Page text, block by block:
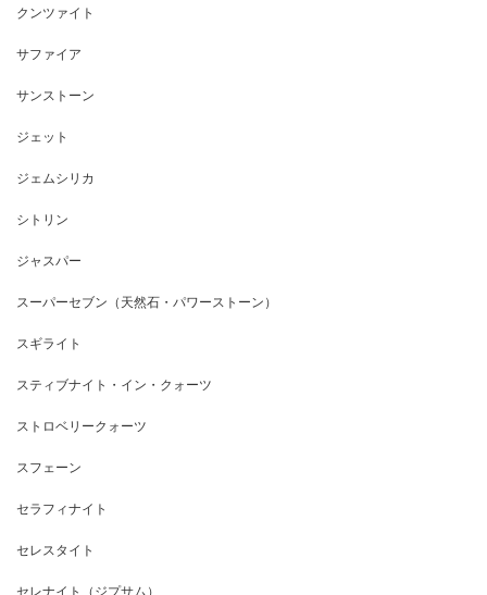
クンツァイト
サファイア
サンストーン
ジェット
ジェムシリカ
シトリン
ジャスパー
スーパーセブン（天然石・パワーストーン）
スギライト
スティブナイト・イン・クォーツ
ストロベリークォーツ
スフェーン
セラフィナイト
セレスタイト
セレナイト（ジプサム）